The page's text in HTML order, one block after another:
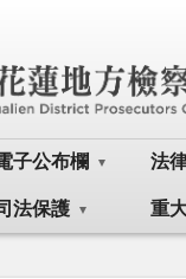
子公布欄 法
法保護 重